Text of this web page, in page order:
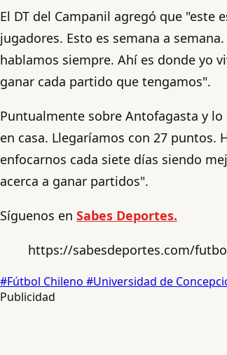
El DT del Campanil agregó que
jugadores. Esto es semana a
hablamos siempre. Ahí es donde yo
ganar cada partido que tengamos".
Puntualmente sobre Antofagasta y
en casa. Llegaríamos con 27 puntos.
enfocarnos cada siete días siendo
acerca a ganar partidos".
Síguenos en Sabes Deportes.
https://sabesdeportes.com/
#Fútbol Chileno #Universidad de
Publicidad